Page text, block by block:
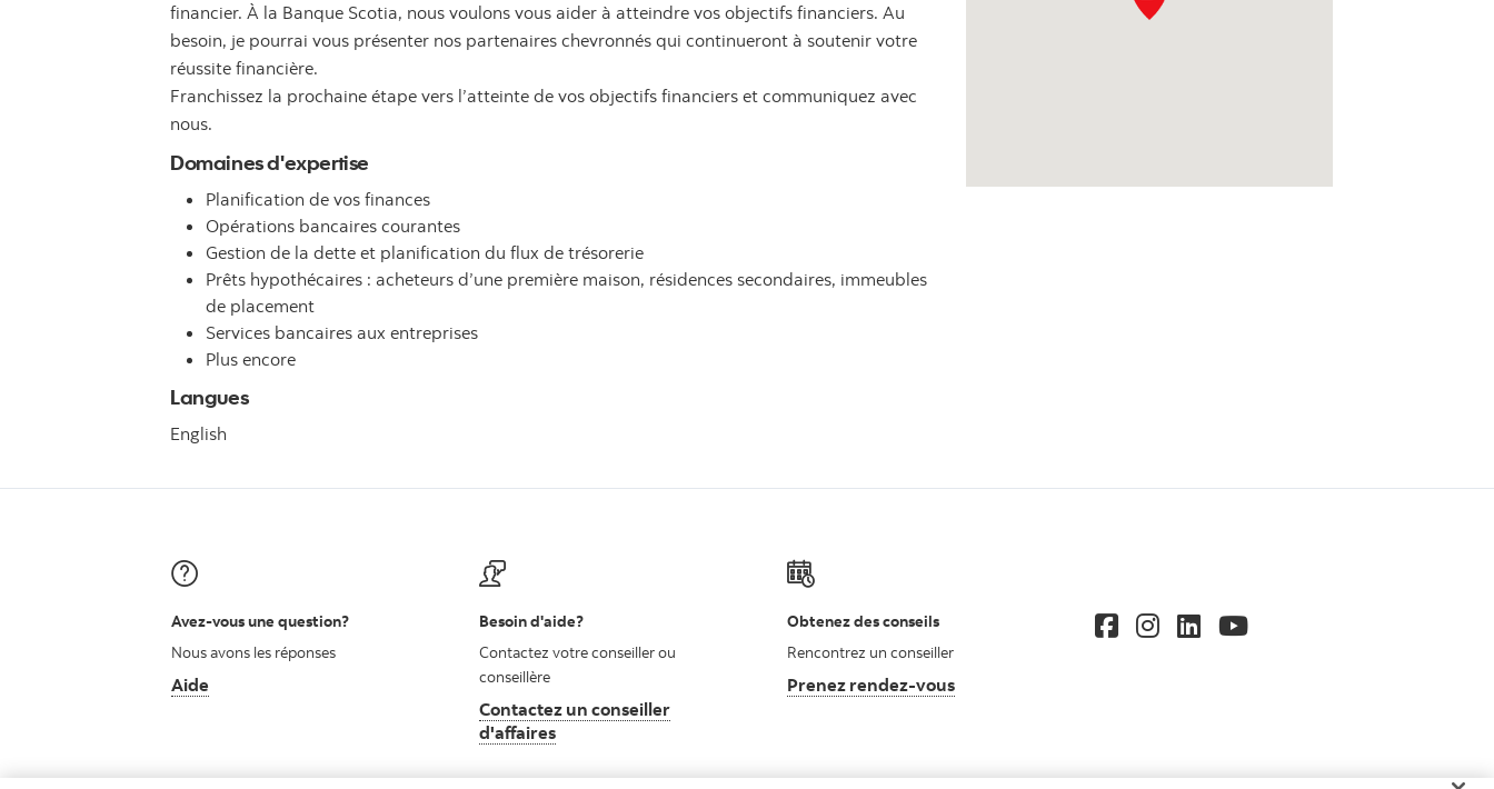
financier. À la Banque Scotia, nous voulons vous aider à atteindre vos objectifs financiers. Au
besoin, je pourrai vous présenter nos partenaires chevronnés qui continueront à soutenir votre
réussite financière.
Franchissez la prochaine étape vers l’atteinte de vos objectifs financiers et communiquez avec
nous.
Domaines d'expertise
Planification de vos finances
Opérations bancaires courantes
Gestion de la dette et planification du flux de trésorerie
Prêts hypothécaires : acheteurs d’une première maison, résidences secondaires, immeubles
de placement
Services bancaires aux entreprises
Plus encore
Langues
English
Avez-vous une question?
Nous avons les réponses
Aide
Besoin d'aide?
Contactez votre conseiller ou
conseillère
Contactez un conseiller
d'affaires
Obtenez des conseils
Rencontrez un conseiller
Prenez rendez-vous